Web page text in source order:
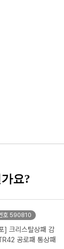
요?
호 590810
] 크리스탈상패 감
공로패 통상패